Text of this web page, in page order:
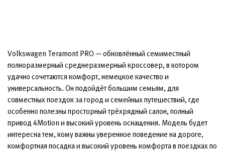
Volkswagen Teramont PRO — обновлённый семиместный
полноразмерный среднеразмерный кроссовер, в котором
удачно сочетаются комфорт, немецкое качество и
универсальность. Он подойдёт большим семьям, для
совместных поездок за город и семейных путешествий, где
особенно полезны просторный трёхрядный салон, полный
привод 4Motion и высокий уровень оснащения. Модель будет
интересна тем, кому важны уверенное поведение на дороге,
комфортная посадка и высокий уровень комфорта в поездках по